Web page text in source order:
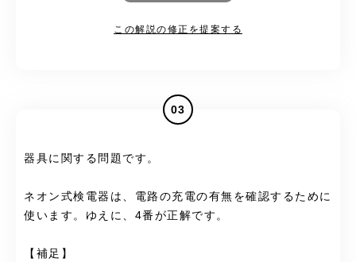
この解説の修正を提案する
03
器具に関する問題です。
ネオン式検電器は、電路の充電の有無を確認するために
使います。ゆえに、4番が正解です。
【補足】